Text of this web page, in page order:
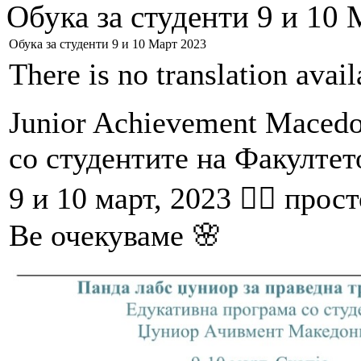
Обука за студенти 9 и 10
Обука за студенти 9 и 10 Март 2023
There is no translation
Junior Achievement
со студентите на
9 и 10 март, 2023 👇🏿
Ве очекуваме 🌸